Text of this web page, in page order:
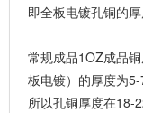
即全板电镀孔铜的
常规成品1OZ成品
板电镀）的厚度为
所以孔铜厚度在18-